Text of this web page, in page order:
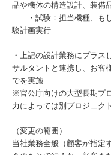
品や機体の構造設計、装備
・試験：担当機種、もし
験計画実行
・上記の設計業務にプラス
サルタントと連携し、お客
でを実施
※官公庁向けの大型長期プ
力によっては別プロジェク
（変更の範囲）
当社業務全般（顧客が指定